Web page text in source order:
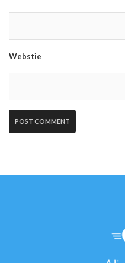
Webstie